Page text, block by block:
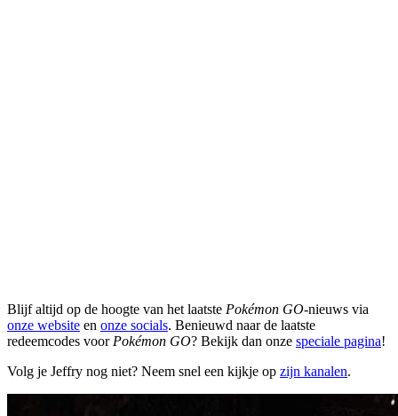
Blijf altijd op de hoogte van het laatste Pokémon GO-nieuws via
onze website en onze socials. Benieuwd naar de laatste
redeemcodes voor Pokémon GO? Bekijk dan onze speciale pagina!
Volg je Jeffry nog niet? Neem snel een kijkje op zijn kanalen.